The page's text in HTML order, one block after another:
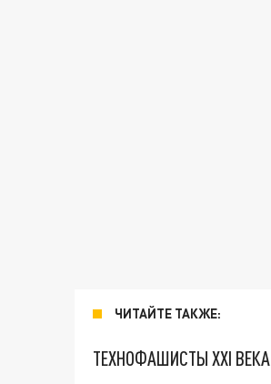
ЧИТАЙТЕ ТАКЖЕ:
ТЕХНОФАШИСТЫ XXI ВЕКА